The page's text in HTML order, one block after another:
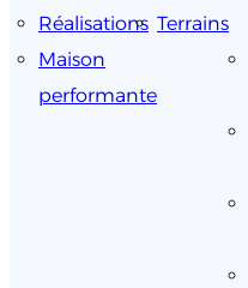
Réalisations
Maison
performante
Terrains